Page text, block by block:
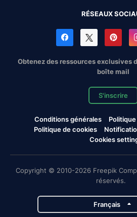
RÉSEAUX
Obtenez des ressources exclusives
boîte mail
S'inscrire
Conditions générales
Politique de cookies
Cookies
Copyright © 2010-2026 Freepik
réservés.
Français